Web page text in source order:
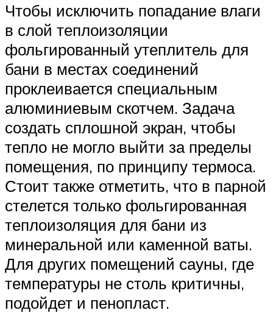
Чтобы исключить попадание влаги
в слой теплоизоляции
фольгированный утеплитель для
бани в местах соединений
проклеивается специальным
алюминиевым скотчем. Задача
создать сплошной экран, чтобы
тепло не могло выйти за пределы
помещения, по принципу термоса.
Стоит также отметить, что в парной
стелется только фольгированная
теплоизоляция для бани из
минеральной или каменной ваты.
Для других помещений сауны, где
температуры не столь критичны,
подойдет и пенопласт.